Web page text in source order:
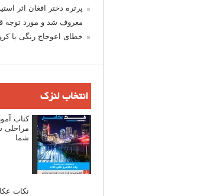
پرتره دختر افغان اثر
معروف شد و مورد توجه
خطای اعوجاج رنگی یا
انتخاب لنزک
کتاب
مراحلی
شما
نکات